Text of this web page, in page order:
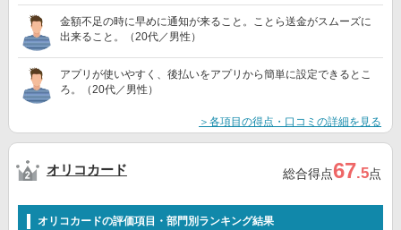
金額不足の時に早めに通知が来ること。ことら送金がスムーズに
出来ること。（20代／男性）
アプリが使いやすく、後払いをアプリから簡単に設定できるとこ
ろ。（20代／男性）
＞各項目の得点・口コミの詳細を見る
オリコカード 総合得点67.5点
オリコカードの評価項目・部門別ランキング結果